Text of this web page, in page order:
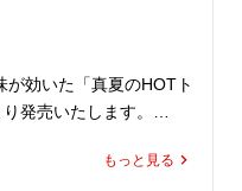
効いた「真夏のHOTト
発売いたします。
ープは、トマトの爽やか
もっと見る